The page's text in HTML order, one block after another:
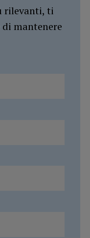
rilevanti, ti
mantenere